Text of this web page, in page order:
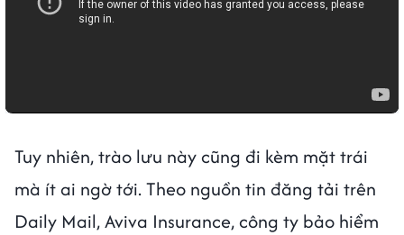
Tuy nhiên, trào lưu này cũng đi kèm mặt trái
mà ít ai ngờ tới. Theo nguồn tin đăng tải trên
Daily Mail, Aviva Insurance, công ty bảo hiểm